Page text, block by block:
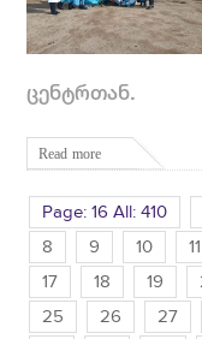
ცენტრთან.
Read more
Page: 16 All: 410
8
9 10 11
17
18 19
25
26 27